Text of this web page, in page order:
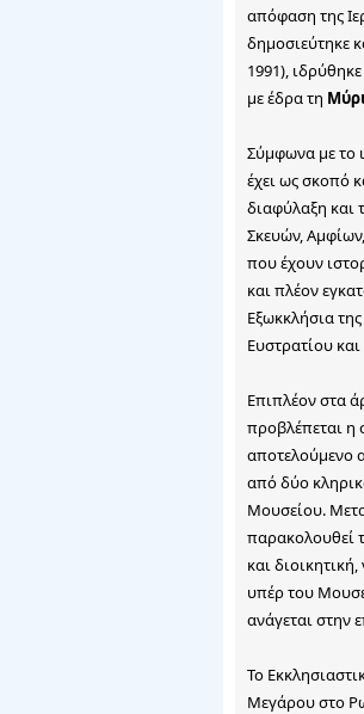
απόφαση της
δημοσιεύτηκε
1991),
με έδρα τη
Σύμφωνα με το
έχει ως σκοπό
διαφύλαξη και
Σκευών,
που έχουν
και πλέον
Εξωκκλήσια
Ευστρατίου
Επιπλέον στα
προβλέπεται η
αποτελούμενο
από δύο
Μουσείου.
παρακολουθεί
και
υπέρ του
ανάγεται στην
Το
Μεγάρου στο